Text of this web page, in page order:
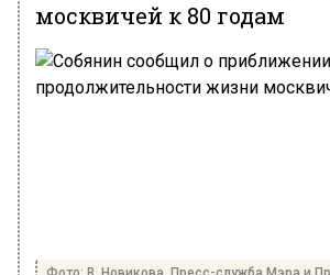
москвичей к 80 годам